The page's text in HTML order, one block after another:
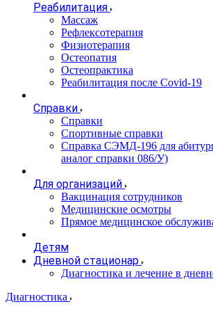
Реабилитация
Массаж
Рефлексотерапия
Физиотерапия
Остеопатия
Остеопрактика
Реабилитация после Covid-19
Справки
Справки
Спортивные справки
Справка СЭМД‑196 для
аналог справки 086/У)
Для организаций
Вакцинация сотрудников
Медицинские осмотры
Прямое медицинское
Детям
Дневной стационар
Диагностика и лечение в
Диагностика